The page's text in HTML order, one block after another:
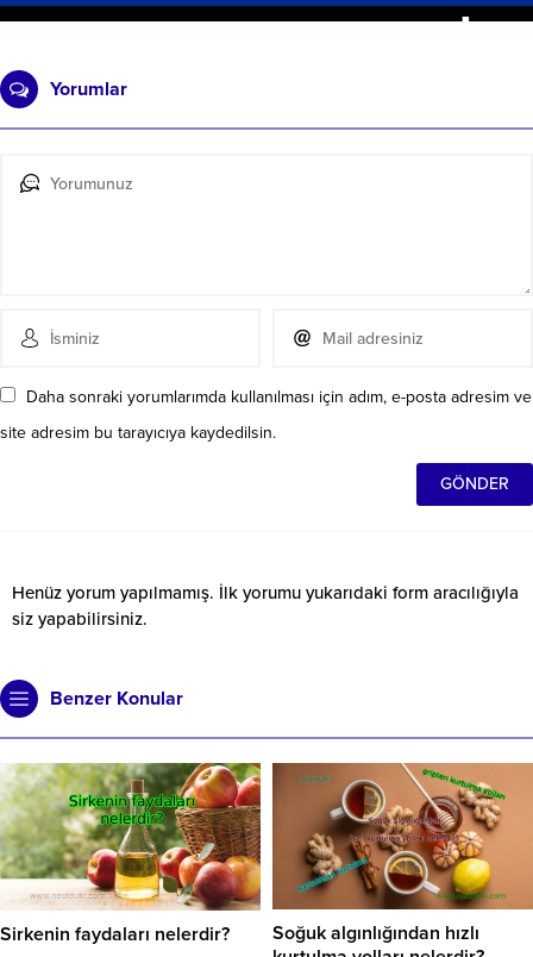
Yorumlar
Daha sonraki yorumlarımda kullanılması için adım, e-posta adresim ve
site adresim bu tarayıcıya kaydedilsin.
Henüz yorum yapılmamış. İlk yorumu yukarıdaki form aracılığıyla
siz yapabilirsiniz.
Benzer Konular
Sirkenin faydaları nelerdir?
Soğuk algınlığından hızlı